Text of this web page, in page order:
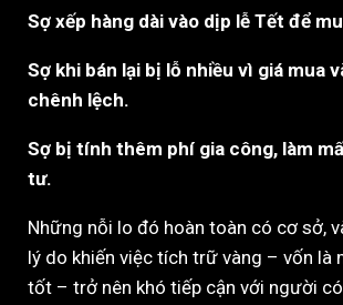
Sợ xếp hàng dài vào dịp lễ Tết để
Sợ khi bán lại bị lỗ nhiều vì giá mua
chênh lệch.
Sợ bị tính thêm phí gia công, làm
tư.
Những nỗi lo đó hoàn toàn có cơ sở,
lý do khiến việc tích trữ vàng – vốn là
tốt – trở nên khó tiếp cận với người